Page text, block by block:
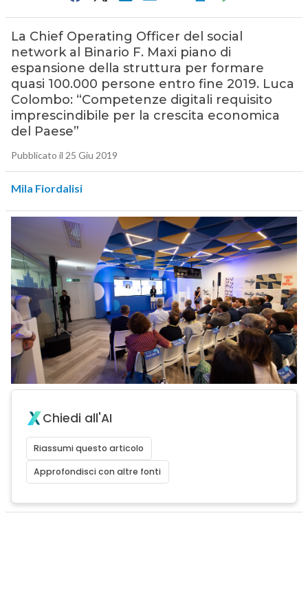
La Chief Operating Officer del social
network al Binario F. Maxi piano di
espansione della struttura per formare
quasi 100.000 persone entro fine 2019. Luca
Colombo: “Competenze digitali requisito
imprescindibile per la crescita economica
del Paese”
Pubblicato il 25 Giu 2019
Mila Fiordalisi
Chiedi all'AI
Riassumi questo articolo
Approfondisci con altre fonti